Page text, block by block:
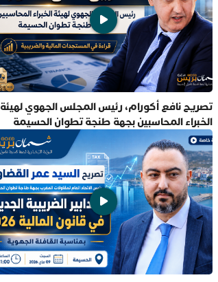
تصريح نافع أكورام، رئيس المجلس الجهوي لهيئة
الخبراء المحاسبين بجهة طنجة تطوان الحسيمة